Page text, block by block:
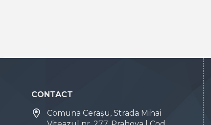
CONTACT
Comuna Cerașu, Strada Mihai